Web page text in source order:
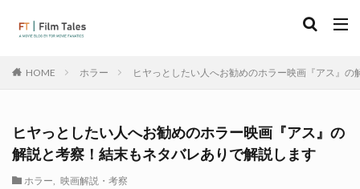
HOME ホラー ヒヤっとしたい人へお勧めのホラー映画『アス』
ヒヤっとしたい人へお勧めのホラー映画『アス』の
解説と考察！結末もネタバレありで解説します
ホラー 映画解説・考察